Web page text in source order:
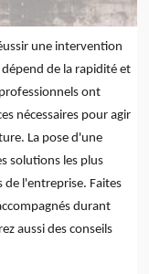
une intervention
de la rapidité et
ont
nécessaires pour agir
La pose d'une
solutions les plus
de l'entreprise. Faites
durant
aussi des conseils